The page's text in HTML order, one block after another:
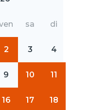
sa di
2 3 4
9 10 11
16 17 18